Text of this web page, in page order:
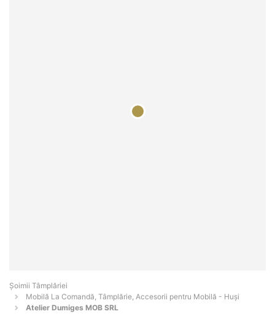
Șoimii Tâmplăriei
Mobilă La Comandă, Tâmplărie, Accesorii pentru Mobilă - Huşi
Atelier Dumiges MOB SRL